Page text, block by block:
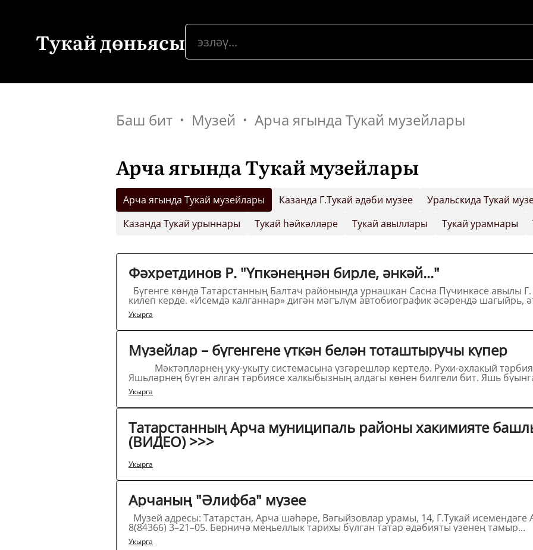
Тукай дөньясы
Баш бит Музей Арча ягында Тукай музейлары
Арча ягында Тукай музейлары
Арча ягында Тукай музейлары Казанда Г.Тукай әдәби музее
Уральскида Тукай
Казанда Тукай урыннары
Тукай һәйкәлләре Тукай авыллары Тукай урамнары
Фәхретдинов Р. "Үпкәнеңнән бирле, әнкәй..."
килеп керде. «Исемдә калганнар» дигән мәгълүм автобиографик әсәрендә шагыйрь,
Укырга
Музейлар – бүгенгене үткән белән тоташтыручы күпер
Яшьләрнең бүген алган тәрбиясе халкыбызның алдагы көнен билгели бит. Яшь
Укырга
Татарстанның Арча муниципаль районы хакимияте
(ВИДЕО) >>>
Укырга
Арчаның "Әлифба" музее
8(84366) 3–21–05. Берничә меңьеллык тарихы булган татар әдәбияты үзенең тамыр...
Укырга